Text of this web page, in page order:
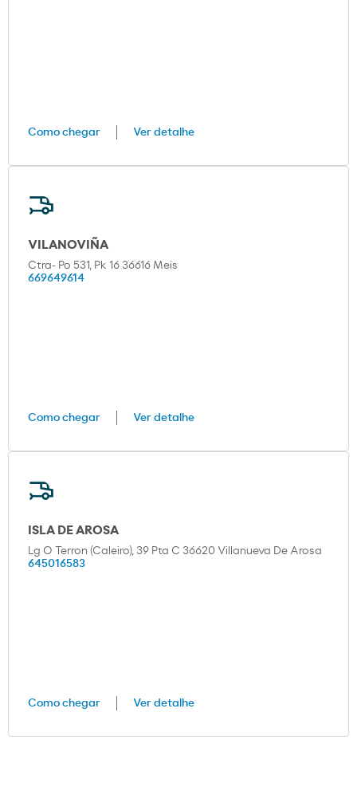
Como chegar Ver detalhe
VILANOVIÑA
Ctra- Po 531, Pk 16 36616 Meis
669649614
Como chegar Ver detalhe
ISLA DE AROSA
Lg O Terron (Caleiro), 39 Pta C 36620 Villanueva De Arosa
645016583
Como chegar Ver detalhe